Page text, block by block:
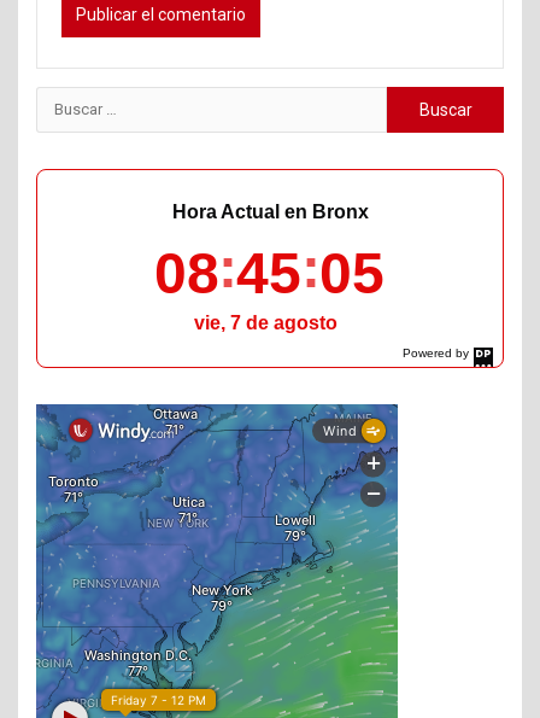
Buscar:
Powered by
DaysPedia.com
Hora Actual en Bronx
08 45 06
vie, 7 de agosto